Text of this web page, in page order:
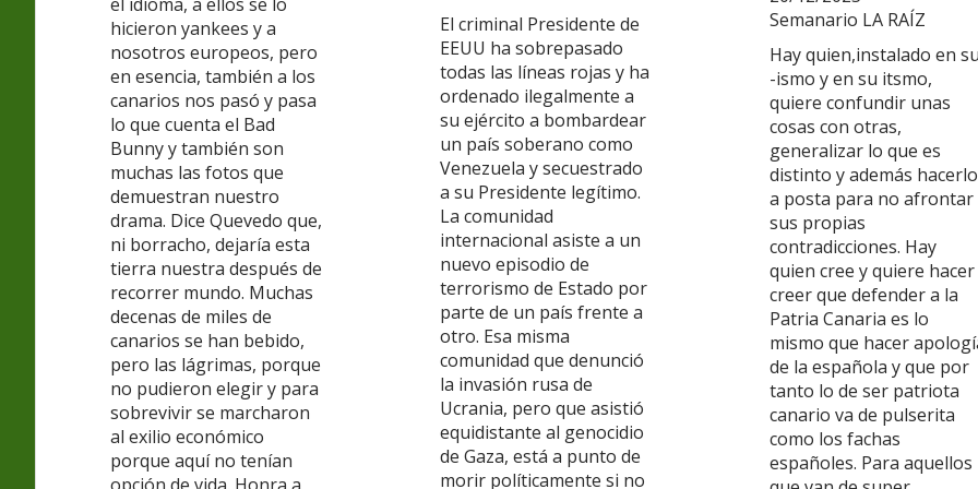
hicieron yankees y a
nosotros europeos, pero
en esencia, también a los
canarios nos pasó y pasa
lo que cuenta el Bad
Bunny y también son
muchas las fotos que
demuestran nuestro
drama. Dice Quevedo que,
ni borracho, dejaría esta
tierra nuestra después de
recorrer mundo. Muchas
decenas de miles de
canarios se han bebido,
pero las lágrimas, porque
no pudieron elegir y para
sobrevivir se marcharon
al exilio económico
porque aquí no tenían
opción de vida. Honra a
El criminal Presidente de
EEUU ha sobrepasado
todas las líneas rojas y ha
ordenado ilegalmente a
su ejército a bombardear
un país soberano como
Venezuela y secuestrado
a su Presidente legítimo.
La comunidad
internacional asiste a un
nuevo episodio de
terrorismo de Estado por
parte de un país frente a
otro. Esa misma
comunidad que denunció
la invasión rusa de
Ucrania, pero que asistió
equidistante al genocidio
de Gaza, está a punto de
morir políticamente si no
Semanario LA RAÍZ
Hay quien,instalado en
-ismo y en su itsmo,
quiere confundir unas
cosas con otras,
generalizar lo que es
distinto y además hacerlo
a posta para no afrontar
sus propias
contradicciones. Hay
quien cree y quiere hacer
creer que defender a la
Patria Canaria es lo
mismo que hacer
de la española y que por
tanto lo de ser patriota
canario va de pulserita
como los fachas
españoles. Para aquellos